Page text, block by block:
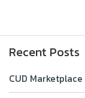
Recent Posts
CUD